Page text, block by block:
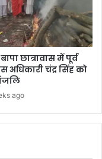
छात्रावास में पूर्व
अधिकारी चंद्र सिंह को
ago